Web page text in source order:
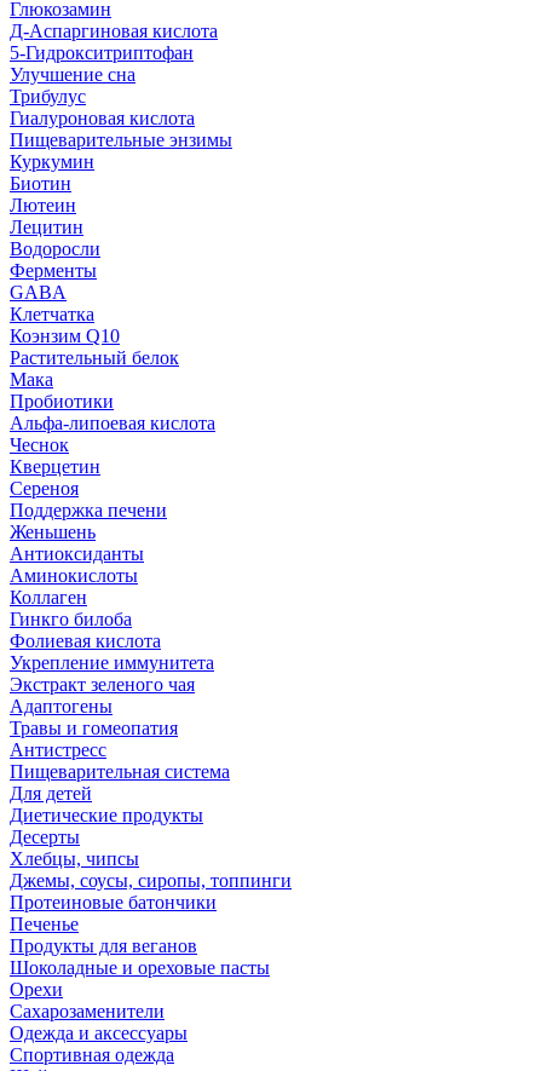
Глюкозамин
Д-Аспаргиновая кислота
5-Гидрокситриптофан
Улучшение сна
Трибулус
Гиалуроновая кислота
Пищеварительные энзимы
Куркумин
Биотин
Лютеин
Лецитин
Водоросли
Ферменты
GABA
Клетчатка
Коэнзим Q10
Растительный белок
Мака
Пробиотики
Альфа-липоевая кислота
Чеснок
Кверцетин
Сереноя
Поддержка печени
Женьшень
Антиоксиданты
Аминокислоты
Коллаген
Гинкго билоба
Фолиевая кислота
Укрепление иммунитета
Экстракт зеленого чая
Адаптогены
Травы и гомеопатия
Антистресс
Пищеварительная система
Для детей
Диетические продукты
Десерты
Хлебцы, чипсы
Джемы, соусы, сиропы, топпинги
Протеиновые батончики
Печенье
Продукты для веганов
Шоколадные и ореховые пасты
Орехи
Сахарозаменители
Одежда и аксессуары
Спортивная одежда